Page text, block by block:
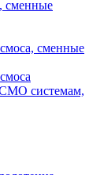
сменные
сменные
системам,